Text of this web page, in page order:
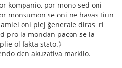
kompanio, por mono sed oni
monsumon se oni ne havas tiun
oni plej ĝenerale diras iri
pro la mondan pacon se la
ol fakta stato.》
den akuzativa markilo.